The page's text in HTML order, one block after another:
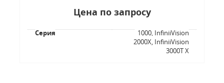
Цена по запросу
Серия
1000, InfiniiVision
2000X, InfiniiVision
3000T X